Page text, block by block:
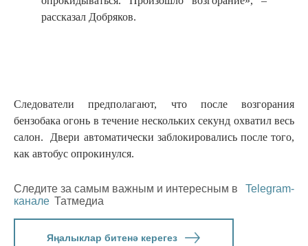
рассказал Добряков.
Следователи предполагают, что после возгорания
бензобака огонь в течение нескольких секунд охватил весь
салон. Двери автоматически заблокировались после того,
как автобус опрокинулся.
Следите за самым важным и интересным в
Telegram-
канале Татмедиа
Яңалыклар битенә керегез